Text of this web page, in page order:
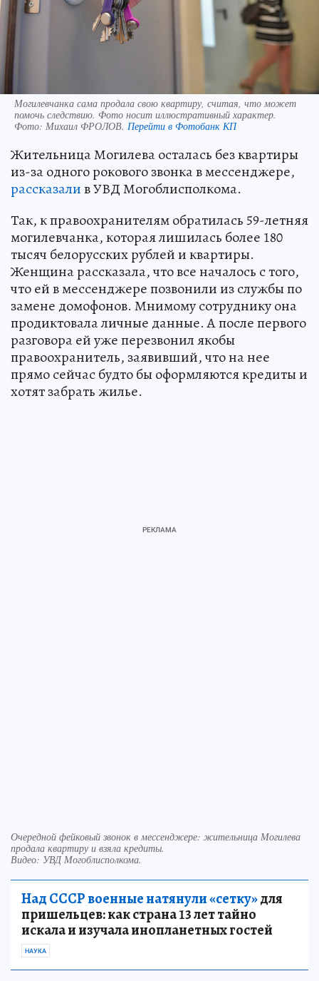
Могилевчанка сама продала свою квартиру, считая, что может
помочь следствию. Фото носит иллюстративный характер.
Фото: Михаил ФРОЛОВ. Перейти в Фотобанк КП
Жительница Могилева осталась без квартиры
из-за одного рокового звонка в мессенджере,
рассказалив УВД Могоблисполкома.
Так, к правоохранителям обратилась 59-летняя
могилевчанка, которая лишилась более 180
тысяч белорусских рублей и квартиры.
Женщина рассказала, что все началось с того,
что ей в мессенджере позвонили из службы по
замене домофонов. Мнимому сотруднику она
продиктовала личные данные. А после первого
разговора ей уже перезвонил якобы
правоохранитель, заявивший, что на нее
прямо сейчас будто бы оформляются кредиты и
хотят забрать жилье.
Очередной фейковый звонок в мессенджере: жительница Могилева
продала квартиру и взяла кредиты.
Видео: УВД Могоблисполкома.
Над СССР военные натянули «сетку»для
пришельцев: как страна 13 лет тайно
искала и изучала инопланетных гостей
НАУКА